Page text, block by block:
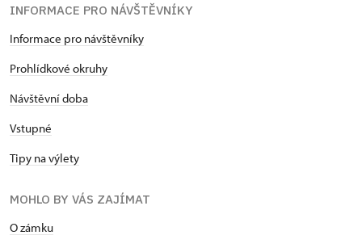
INFORMACE PRO NÁVŠTĚVNÍKY
Informace pro návštěvníky
Prohlídkové okruhy
Návštěvní doba
Vstupné
Tipy na výlety
MOHLO BY VÁS ZAJÍMAT
O zámku